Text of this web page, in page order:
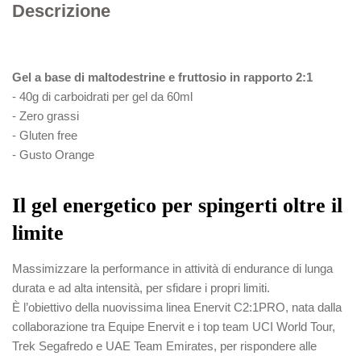
Descrizione
Gel a base di maltodestrine e fruttosio in rapporto 2:1
- 40g di carboidrati per gel da 60ml
- Zero grassi
- Gluten free
- Gusto Orange
Il gel energetico per spingerti oltre il
limite
Massimizzare la performance in attività di endurance di lunga
durata e ad alta intensità, per sfidare i propri limiti.
È l’obiettivo della nuovissima linea Enervit C2:1PRO, nata dalla
collaborazione tra Equipe Enervit e i top team UCI World Tour,
Trek Segafredo e UAE Team Emirates, per rispondere alle